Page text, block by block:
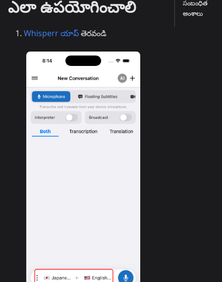
ఎలా ఉపయోగించాలి
Whisperr యాప్తెరవండి
సంబంధిత
అంశాలు